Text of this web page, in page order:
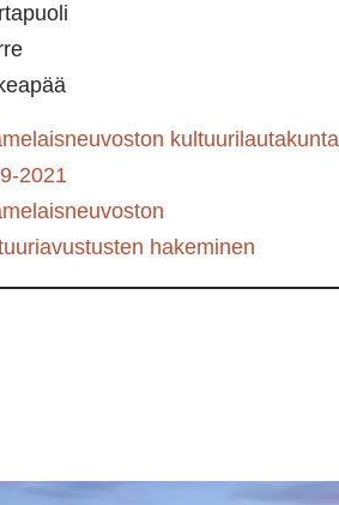
kultuurilautakunta
2021
hakeminen